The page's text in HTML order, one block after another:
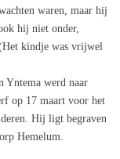
waren, maar hij
hij niet onder,
kindje was vrijwel
Yntema werd naar
op 17 maart voor het
Hij ligt begraven
Hemelum.